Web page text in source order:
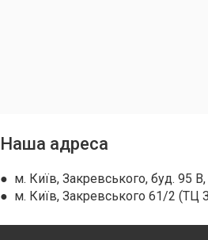
Наша адреса
● м. Київ, Закревського, буд. 95
● м. Київ, Закревського 61/2 (ТЦ